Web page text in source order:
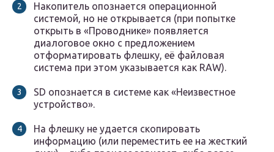
Накопитель опознается операционной
системой, но не открывается (при попытке
открыть в «Проводнике» появляется
диалоговое окно с предложением
отформатировать флешку, её файловая
система при этом указывается как RAW).
SD опознается в системе как «Неизвестное
устройство».
На флешку не удается скопировать
информацию (или переместить ее на жесткий